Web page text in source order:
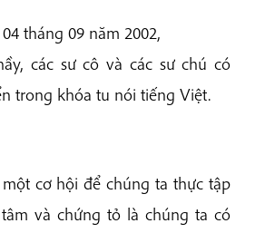
tháng 09 năm 2002,
các sư cô và các sư chú có
trong khóa tu nói tiếng Việt.
cơ hội để chúng ta thực tập
và chứng tỏ là chúng ta có